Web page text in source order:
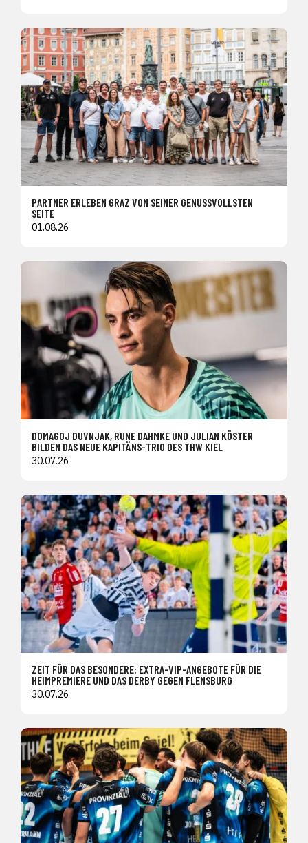
PARTNER ERLEBEN GRAZ VON SEINER GENUSSVOLLSTEN
SEITE
01.08.26
DOMAGOJ DUVNJAK, RUNE DAHMKE UND JULIAN KÖSTER
BILDEN DAS NEUE KAPITÄNS-TRIO DES THW KIEL
30.07.26
ZEIT FÜR DAS BESONDERE: EXTRA-VIP-ANGEBOTE FÜR DIE
HEIMPREMIERE UND DAS DERBY GEGEN FLENSBURG
30.07.26